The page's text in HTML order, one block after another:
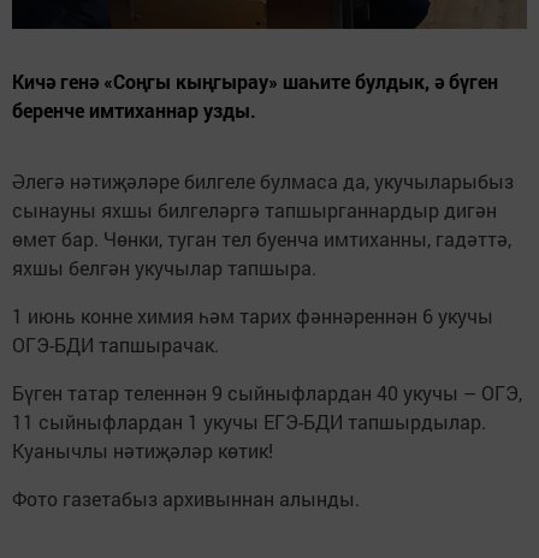
Кичә генә «Соңгы кыңгырау» шаһите булдык, ә бүген
беренче имтиханнар узды.
Әлегә нәтиҗәләре билгеле булмаса да, укучыларыбыз
сынауны яхшы билгеләргә тапшырганнардыр дигән
өмет бар. Чөнки, туган тел буенча имтиханны, гадәттә,
яхшы белгән укучылар тапшыра.
1 июнь конне химия һәм тарих фәннәреннән 6 укучы
ОГЭ-БДИ тапшырачак.
Бүген татар теленнән 9 сыйныфлардан 40 укучы – ОГЭ,
11 сыйныфлардан 1 укучы ЕГЭ-БДИ тапшырдылар.
Куанычлы нәтиҗәләр көтик!
Фото газетабыз архивыннан алынды.